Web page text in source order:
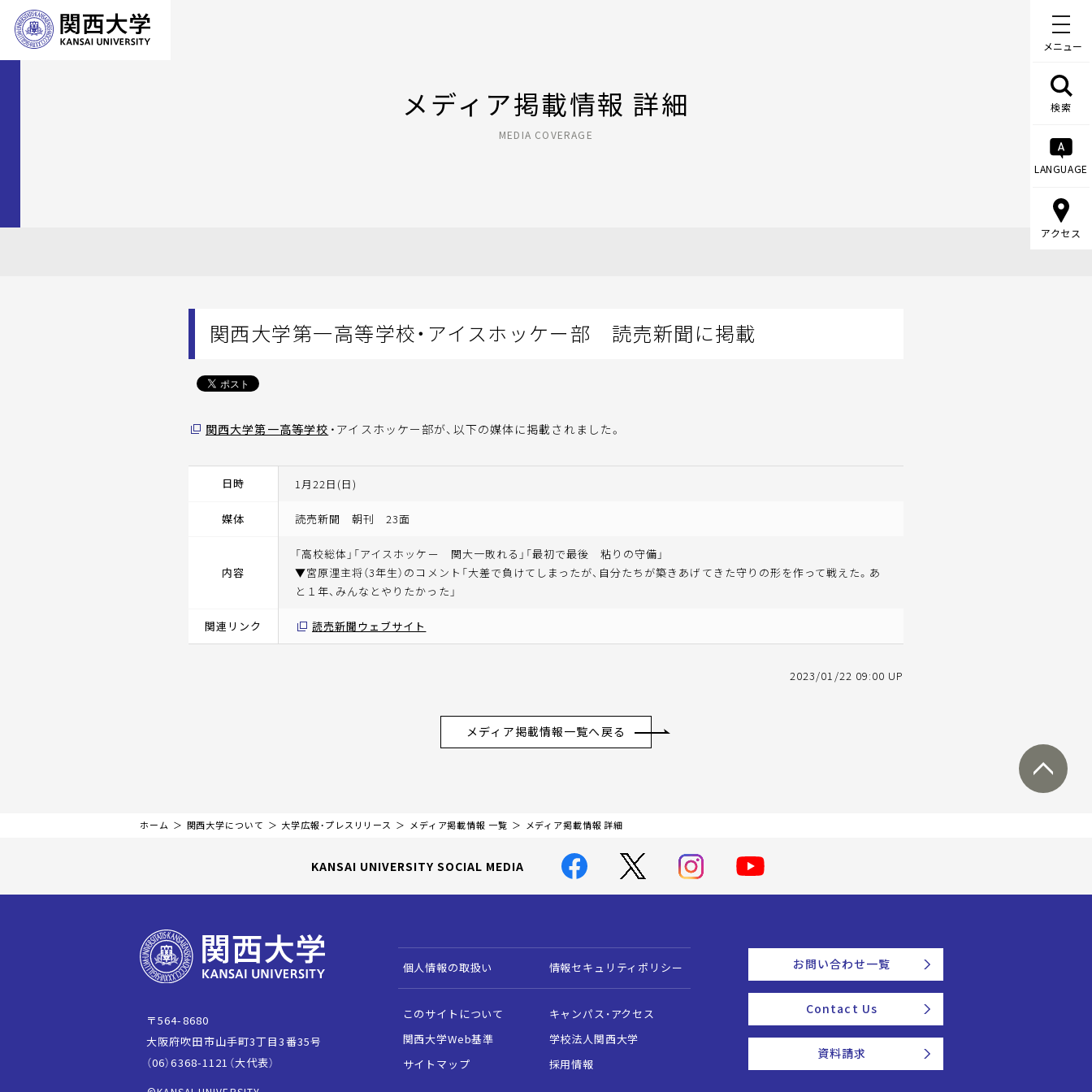
メニュー
検索
LANGUAGE
アクセス
メディア掲載情報 詳細
MEDIA COVERAGE
関西大学第一高等学校・アイスホッケー部 読売新聞に掲載
関西大学第一高等学校 ・アイスホッケー部が、以下の媒体に掲載されました。
日時 1月22日(日)
媒体 読売新聞 朝刊 23面
内容
「高校総体」「アイスホッケー 関大一敗れる」「最初で最後 粘りの守備」
▼宮原浬主将（3年生）のコメント「大差で負けてしまったが、自分たちが築きあげてきた守りの形を作って戦えた。あ
と１年、みんなとやりたかった」
関連リンク 読売新聞ウェブサイト
2023/01/22 09:00 UP
メディア掲載情報一覧へ戻る
ホーム 関西大学について 大学広報・プレスリリース メディア掲載情報 一覧 メディア掲載情報 詳細
KANSAI UNIVERSITY SOCIAL MEDIA
個人情報の取扱い 情報セキュリティポリシー
このサイトについて
キャンパス・アクセス
関西大学Web基準
学校法人関西大学
サイトマップ
採用情報
お問い合わせ一覧
Contact Us
資料請求
〒564-8680
大阪府吹田市山手町3丁目3番35号
（06）6368-1121（大代表）